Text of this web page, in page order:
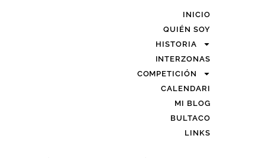
INICIO
QUIÉN SOY
HISTORIA
INTERZONAS
COMPETICIÓN
CALENDARI
MI BLOG
BULTACO
LINKS